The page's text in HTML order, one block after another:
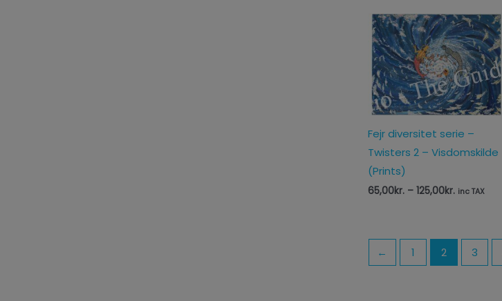
Fejr diversitet serie –
Twisters 2 – Visdomskilde
(Prints)
65,00kr. – 125,00kr.
Prisinterval:
65,00kr.
til
125,00kr.
inc TAX
← 1 2 3